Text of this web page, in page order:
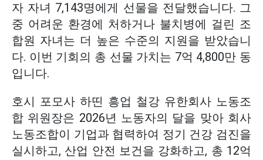
자 자녀 7,143명에게 선물을 전달했습니다. 그
중 어려운 환경에 처하거나 불치병에 걸린 조
합원 자녀는 더 높은 수준의 지원을 받았습니
다. 이번 기회의 총 선물 가치는 7억 4,800만 동
입니다.
호시 포모사 하띤 흥업 철강 유한회사 노동조
합 위원장은 2026년 노동자의 달을 맞아 회사
노동조합이 기업과 협력하여 정기 건강 검진을
실시하고, 산업 안전 보건을 강화하고, 총 12억